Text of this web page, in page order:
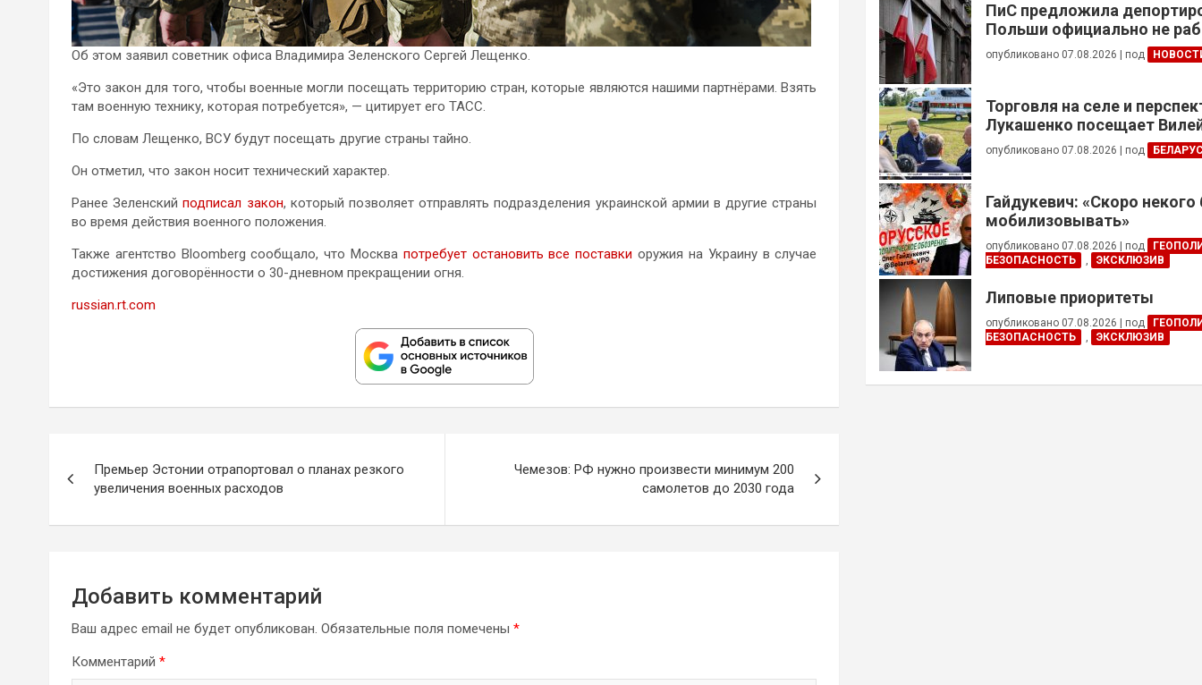
Об этом заявил советник офиса Владимира Зеленского Сергей Лещенко.
«Это закон для того, чтобы военные могли посещать территорию стран, которые являются нашими партнёрами. Взять
там военную технику, которая потребуется», — цитирует его ТАСС.
По словам Лещенко, ВСУ будут посещать другие страны тайно.
Он отметил, что закон носит технический характер.
Ранее Зеленскийподписал закон, который позволяет отправлять подразделения украинской армии в другие страны
во время действия военного положения.
Также агентство Bloomberg сообщало, что Москва потребует остановить все поставки оружия на Украину в случае
достижения договорённости о 30-дневном прекращении огня.
russian.rt.com
по
записям
Премьер Эстонии отрапортовал о планах резкого
увеличения военных расходов
Чемезов: РФ нужно произвести минимум 200
самолетов до 2030 года
Добавить комментарий
Ваш адрес email не будет опубликован. Обязательные поля помечены *
Комментарий *
ПиС предложила
Польши официально не
украинцев призывного
опубликовано 07.08.2026 под
Торговля на селе и
Лукашенко посещает
опубликовано 07.08.2026 под
Гайдукевич: «Скоро некого
мобилизовывать»
опубликовано 07.08.2026 под
БЕЗОПАСНОСТЬ
, ЭКСКЛЮЗИВ
Липовые приоритеты
опубликовано 07.08.2026 под
БЕЗОПАСНОСТЬ
, ЭКСКЛЮЗИВ